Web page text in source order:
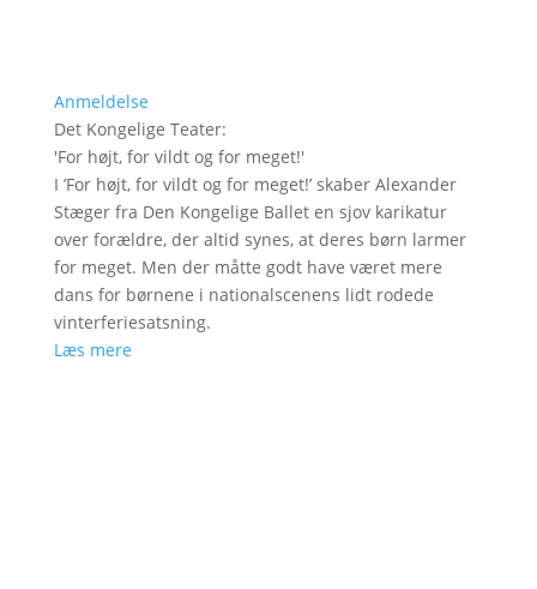
Anmeldelse
Det Kongelige Teater:
'For højt, for vildt og for meget!'
I ’For højt, for vildt og for meget!’ skaber Alexander
Stæger fra Den Kongelige Ballet en sjov karikatur
over forældre, der altid synes, at deres børn larmer
for meget. Men der måtte godt have været mere
dans for børnene i nationalscenens lidt rodede
vinterferiesatsning.
Læs mere